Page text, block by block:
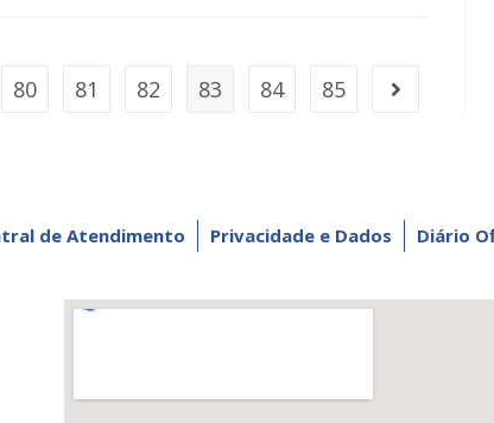
80 81 82 83 84 85
de Atendimento Privacidade e Dados Diário